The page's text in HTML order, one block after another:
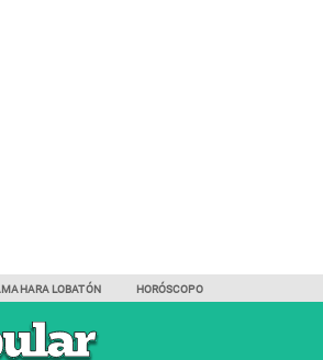
LOBATÓN HORÓSCOPO